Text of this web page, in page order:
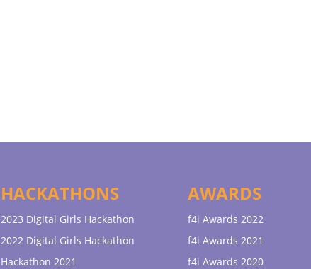
HACKATHONS
2023 Digital Girls Hackathon
2022 Digital Girls Hackathon
Hackathon 2021
AWARDS
f4i Awards 2022
f4i Awards 2021
f4i Awards 2020